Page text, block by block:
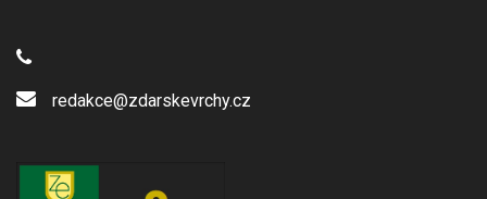
redakce@zdarskevrchy.cz